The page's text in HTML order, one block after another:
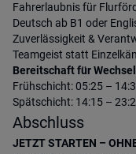
Fahrerlaubnis für
Deutsch ab B1 oder
Zuverlässigkeit &
Teamgeist statt
Bereitschaft für
Frühschicht: 05:25 –
Spätschicht: 14:15 –
Abschluss
JETZT STARTEN –